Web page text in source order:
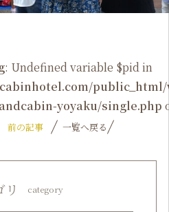
: Undefined variable $pid in
yoyaku/single.php
前の記事 一覧へ戻る
リ category